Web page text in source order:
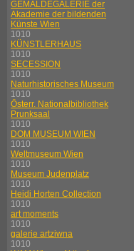
GEMÄLDEGALERIE der
Akademie der bildenden
Künste Wien
1010
KÜNSTLERHAUS
1010
SECESSION
1010
Naturhistorisches Museum
1010
Österr. Nationalbibliothek
Prunksaal
1010
DOM MUSEUM WIEN
1010
Weltmuseum Wien
1010
Museum Judenplatz
1010
Heidi Horten Collection
1010
art moments
1010
galerie artziwna
1010